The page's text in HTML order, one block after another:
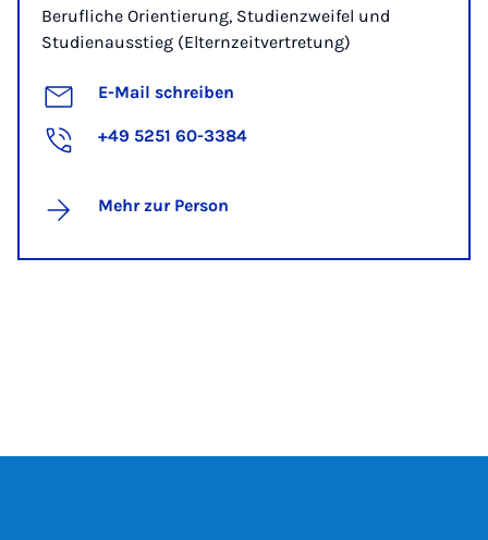
Berufliche Orientierung, Studienzweifel und
Studienausstieg (Elternzeitvertretung)
E-Mail schreiben
+49 5251 60-3384
Mehr zur Person